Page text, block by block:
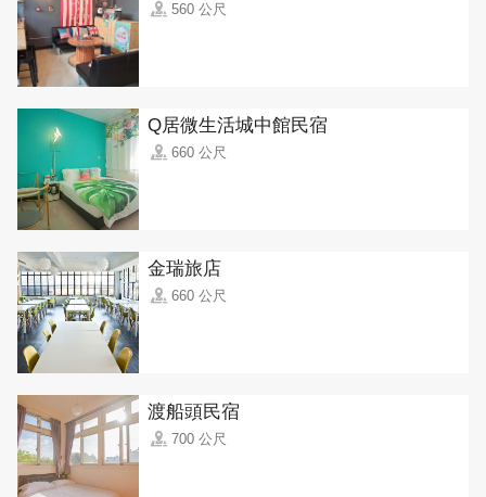
560 公尺
Q居微生活城中館民宿
660 公尺
金瑞旅店
660 公尺
渡船頭民宿
700 公尺